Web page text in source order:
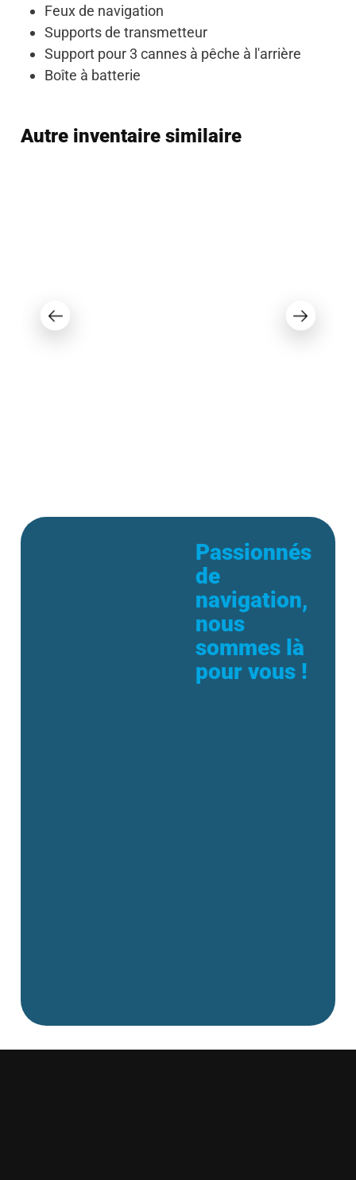
Feux de navigation
Supports de transmetteur
Support pour 3 cannes à pêche à l'arrière
Boîte à batterie
Autre inventaire similaire
Passionnés
de
navigation,
nous
sommes là
pour vous !